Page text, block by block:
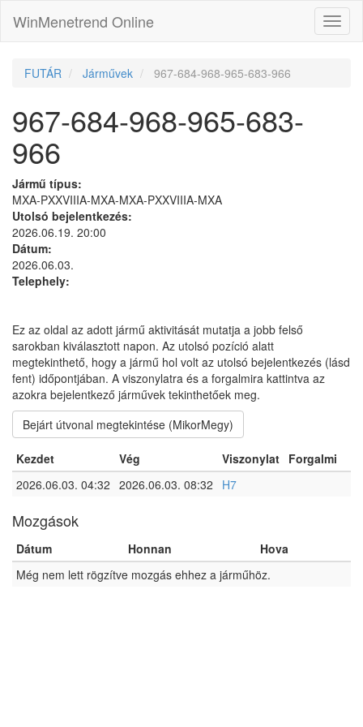
WinMenetrend Online
FUTÁR Járművek 967-684-968-965-683-966
967-684-968-965-683-
966
Jármű típus:
MXA-PXXVIIIA-MXA-MXA-PXXVIIIA-MXA
Utolsó bejelentkezés:
2026.06.19. 20:00
Dátum:
2026.06.03.
Telephely:
Ez az oldal az adott jármű aktivitását mutatja a jobb felső
sarokban kiválasztott napon. Az utolsó pozíció alatt
megtekinthető, hogy a jármű hol volt az utolsó bejelentkezés (lásd
fent) időpontjában. A viszonylatra és a forgalmira kattintva az
azokra bejelentkező járművek tekinthetőek meg.
Bejárt útvonal megtekintése (MikorMegy)
Kezdet Vég Viszonylat Forgalmi
2026.06.03. 04:32 2026.06.03. 08:32 H7
Mozgások
Dátum Honnan
Hova
Még nem lett rögzítve mozgás ehhez a járműhöz.